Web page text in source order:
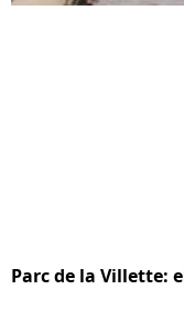
Parc de la Villette: